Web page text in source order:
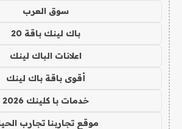
سوق العرب
باك لينك باقة 20
اعلانات الباك لينك
أقوى باقة باك لينك
خدمات با كلينك 2026
موقع تجاربنا تجارب